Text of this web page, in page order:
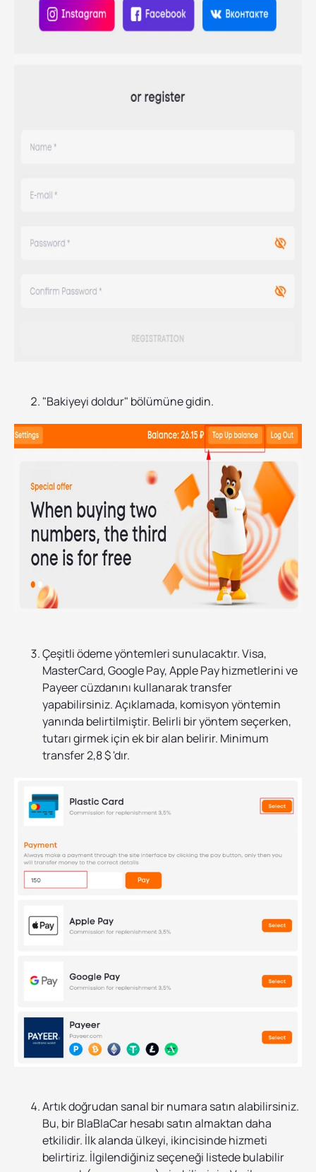
"Bakiyeyi doldur" bölümüne gidin.
Çeşitli ödeme yöntemleri sunulacaktır. Visa,
MasterCard, Google Pay, Apple Pay hizmetlerini ve
Payeer cüzdanını kullanarak transfer
yapabilirsiniz. Açıklamada, komisyon yöntemin
yanında belirtilmiştir. Belirli bir yöntem seçerken,
tutarı girmek için ek bir alan belirir. Minimum
transfer 2,8 $ 'dır.
Artık doğrudan sanal bir numara satın alabilirsiniz.
Bu, bir BlaBlaCar hesabı satın almaktan daha
etkilidir. İlk alanda ülkeyi, ikincisinde hizmeti
belirtiriz. İlgilendiğiniz seçeneği listede bulabilir